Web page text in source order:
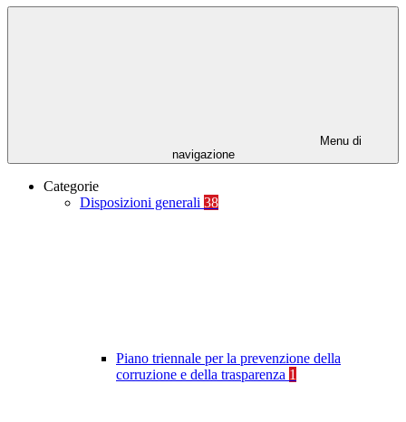
Menu di
navigazione
Categorie
Disposizioni generali 38
Piano triennale per la prevenzione della
corruzione e della trasparenza 1